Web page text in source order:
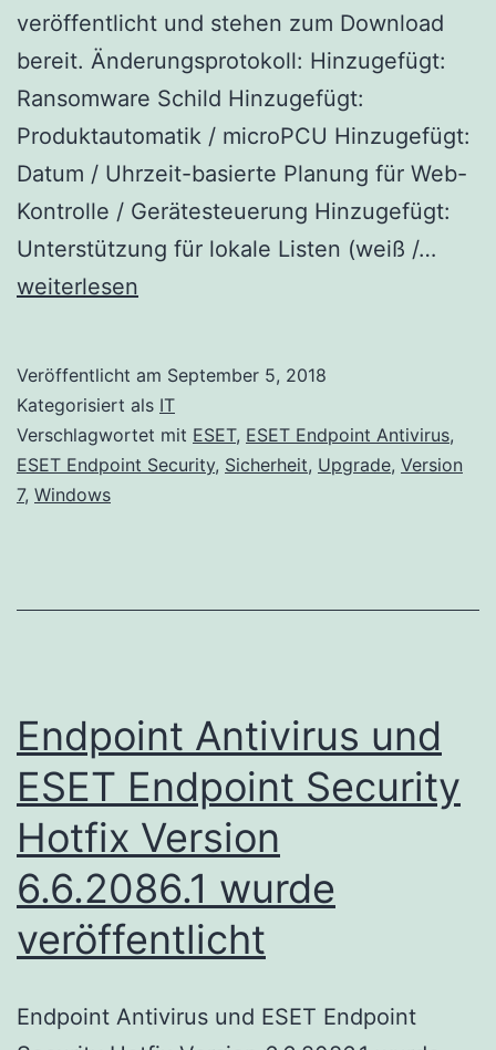
veröffentlicht und stehen zum Download
bereit. Änderungsprotokoll: Hinzugefügt:
Ransomware Schild Hinzugefügt:
Produktautomatik / microPCU Hinzugefügt:
Datum / Uhrzeit-basierte Planung für Web-
Kontrolle / Gerätesteuerung Hinzugefügt:
Unterstützung für lokale Listen (weiß /…
weiterlesen
Veröffentlicht am September 5, 2018
Kategorisiert als IT
Verschlagwortet mit ESET, ESET Endpoint Antivirus,
ESET Endpoint Security, Sicherheit, Upgrade, Version
7, Windows
Endpoint Antivirus und
ESET Endpoint Security
Hotfix Version
6.6.2086.1 wurde
veröffentlicht
Endpoint Antivirus und ESET Endpoint